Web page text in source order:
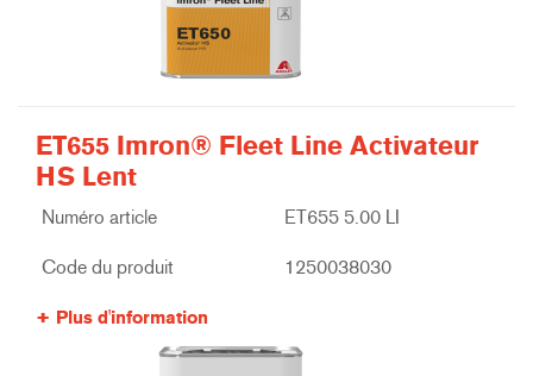
ET655 Imron® Fleet Line Activateur
HS Lent
Numéro article ET655 5.00 LI
Code du produit 1250038030
Plus d'information